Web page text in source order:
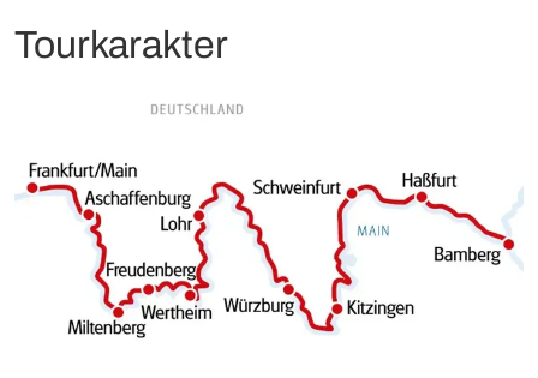
compleet zonder een koud biertje. Er zijn nog steeds tien
onafhankelijke brouwerijen in de stad!
Retour: Trein Bamberg-Frankfurt, rechtstreeks, reisduur ca.2
uur en 45 minuten, kosten ca. €55 per persoon
Tourkarakter